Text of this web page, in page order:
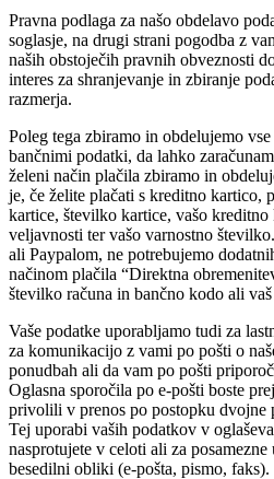
Pravna podlaga za našo obdelavo
soglasje, na drugi strani pogodba z
naših obstoječih pravnih obveznosti
interes za shranjevanje in zbiranje
razmerja.
Poleg tega zbiramo in obdelujemo
bančnimi podatki, da lahko
želeni način plačila zbiramo in
je, če želite plačati s kreditno kartico,
kartice, številko kartice, vašo
veljavnosti ter vašo varnostno
ali Paypalom, ne potrebujemo
načinom plačila “Direktna
številko računa in bančno kodo ali
Vaše podatke uporabljamo tudi za
za komunikacijo z vami po pošti o
ponudbah ali da vam po pošti
Oglasna sporočila po e-pošti boste
privolili v prenos po postopku dvojne
Tej uporabi vaših podatkov v
nasprotujete v celoti ali za
besedilni obliki (e-pošta, pismo, faks).